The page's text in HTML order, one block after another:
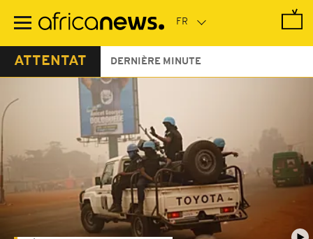
contenu
ATTENTAT DERNIÈRE MINUTE